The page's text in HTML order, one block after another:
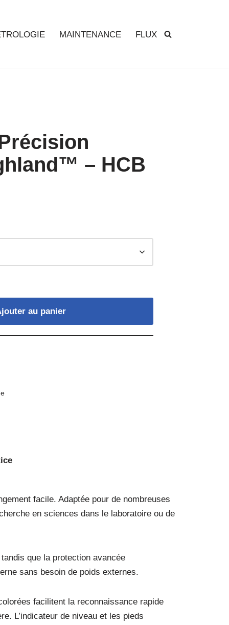
MAINTENANCE FLUX
– HCB
au panier
facile. Adaptée pour de nombreuses
en sciences dans le laboratoire ou de
que la protection avancée
sans besoin de poids externes.
facilitent la reconnaissance rapide
L’indicateur de niveau et les pieds